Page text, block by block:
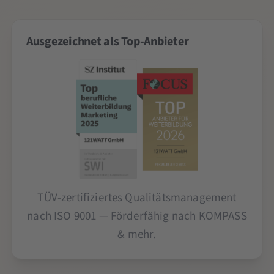
Ausgezeichnet als Top-Anbieter
TÜV-zertifiziertes Qualitätsmanagement
nach ISO 9001 — Förderfähig nach KOMPASS
& mehr.